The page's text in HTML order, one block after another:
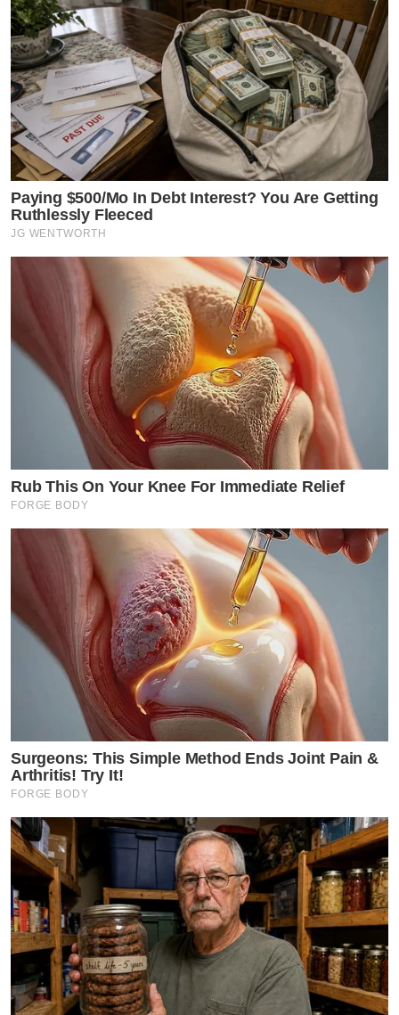
เริ่มเลอะ! Cr.หมอของขวัญ
by TVPOOL ONLINE
Paying $500/Mo In Debt Interest? You Are Getting
Ruthlessly Fleeced
JG WENTWORTH
Rub This On Your Knee For Immediate Relief
FORGE BODY
Surgeons: This Simple Method Ends Joint Pain &
Arthritis! Try It!
FORGE BODY